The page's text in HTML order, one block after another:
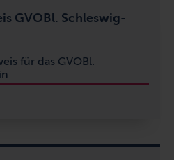
GVOBl. Schleswig-
für das GVOBl.